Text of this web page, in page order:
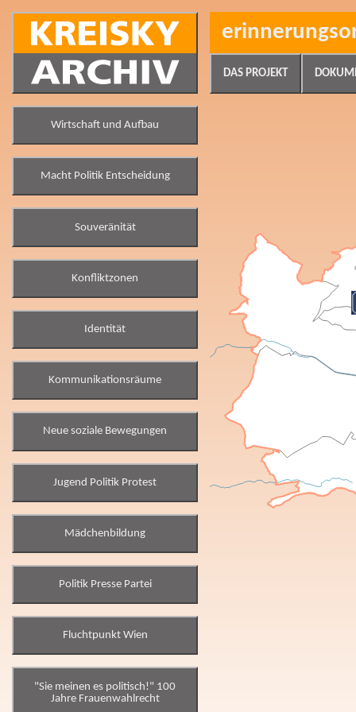
DAS PROJEKT
Wirtschaft und Aufbau
Macht Politik Entscheidung
Souveränität
Konfliktzonen
Identität
Kommunikationsräume
Neue soziale Bewegungen
Jugend Politik Protest
Mädchenbildung
Politik Presse Partei
Fluchtpunkt Wien
"Sie meinen es politisch!" 100
Jahre Frauenwahlrecht